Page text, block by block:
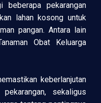
beberapa pekarangan
lahan kosong untuk
pangan. Antara lain
Obat Keluarga
keberlanjutan
sekaligus